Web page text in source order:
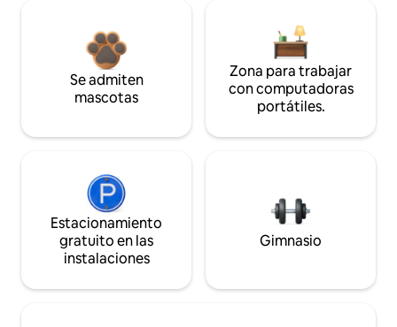
Se admiten
mascotas
Zona para trabajar
con computadoras
portátiles.
Estacionamiento
gratuito en las
instalaciones
Gimnasio